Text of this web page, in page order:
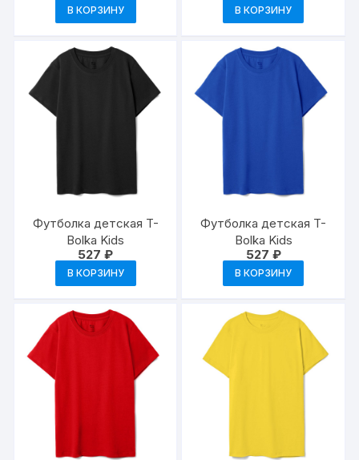
В КОРЗИНУ В КОРЗИНУ
Футболка детская T-
Bolka Kids
527₽
В КОРЗИНУ
Футболка детская T-
Bolka Kids
527 ₽
В КОРЗИНУ